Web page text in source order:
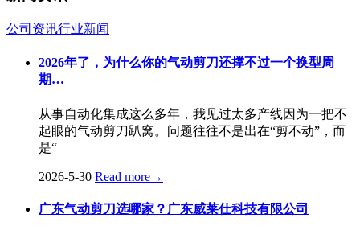
公司资讯行业新闻
2026年了，为什么你的气动剪刀还撑不过一个换型周
期…
从事自动化集成这么多年，我见过太多产线因为一把不
起眼的气动剪刀趴窝。问题往往不是出在“剪不动”，而
是“
2026-5-30 Read more→
广东气动剪刀选哪家？广东威莱仕科技有限公司